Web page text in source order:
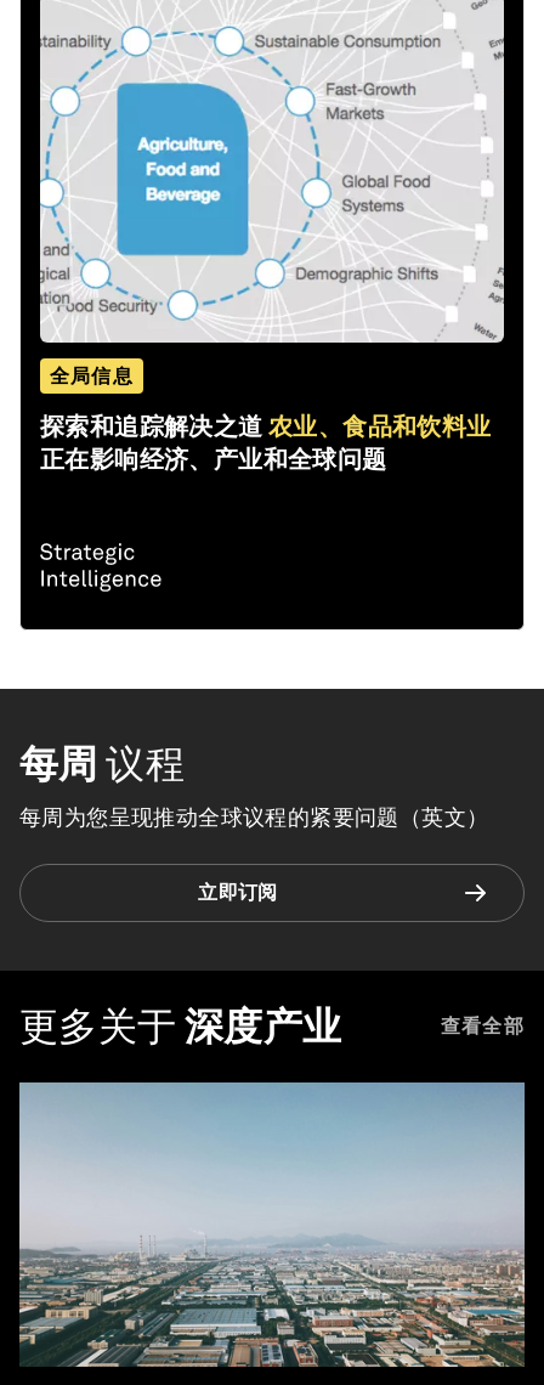
全局信息
探索和追踪解决之道农业、食品和饮料业
正在影响经济、产业和全球问题
每周 议程
每周为您呈现推动全球议程的紧要问题（英文）
立即订阅
更多关于 深度产业 查看全部